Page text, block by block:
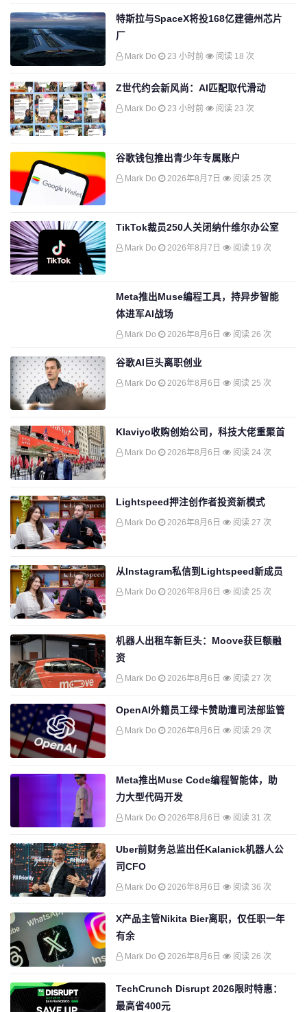
特斯拉与SpaceX将投168亿建德州芯片
厂
Mark Do 23 小时前 阅读 18 次
Z世代约会新风尚：AI匹配取代滑动
Mark Do 23 小时前 阅读 23 次
谷歌钱包推出青少年专属账户
Mark Do 2026年8月7日 阅读 25 次
TikTok裁员250人关闭纳什维尔办公室
Mark Do 2026年8月7日 阅读 19 次
Meta推出Muse编程工具，持异步智能
体进军AI战场
Mark Do 2026年8月6日 阅读 26 次
谷歌AI巨头离职创业
Mark Do 2026年8月6日 阅读 25 次
Klaviyo收购创始公司，科技大佬重聚首
Mark Do 2026年8月6日 阅读 24 次
Lightspeed押注创作者投资新模式
Mark Do 2026年8月6日 阅读 27 次
从Instagram私信到Lightspeed新成员
Mark Do 2026年8月6日 阅读 25 次
机器人出租车新巨头：Moove获巨额融
资
Mark Do 2026年8月6日 阅读 27 次
OpenAI外籍员工绿卡赞助遭司法部监管
Mark Do 2026年8月6日 阅读 29 次
Meta推出Muse Code编程智能体，助
力大型代码开发
Mark Do 2026年8月6日 阅读 31 次
Uber前财务总监出任Kalanick机器人公
司CFO
Mark Do 2026年8月6日 阅读 36 次
X产品主管Nikita Bier离职，仅任职一年
有余
Mark Do 2026年8月6日 阅读 26 次
TechCrunch Disrupt 2026限时特惠：
最高省400元